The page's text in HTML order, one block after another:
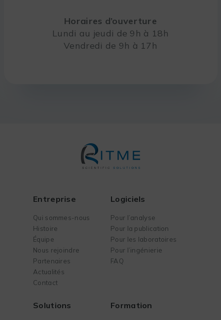
Horaires d’ouverture
Lundi au jeudi de 9h à 18h
Vendredi de 9h à 17h
Entreprise
Qui sommes-nous
Histoire
Équipe
Nous rejoindre
Partenaires
Actualités
Contact
Logiciels
Pour l’analyse
Pour la publication
Pour les laboratoires
Pour l’ingénierie
FAQ
Solutions Formation